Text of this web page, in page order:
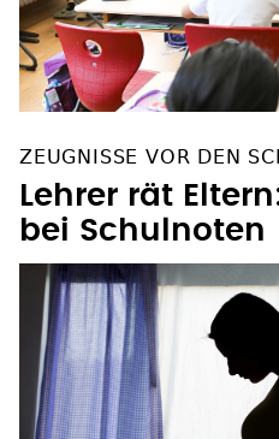
ZEUGNISSE VOR DEN
Lehrer rät
bei Schulnoten